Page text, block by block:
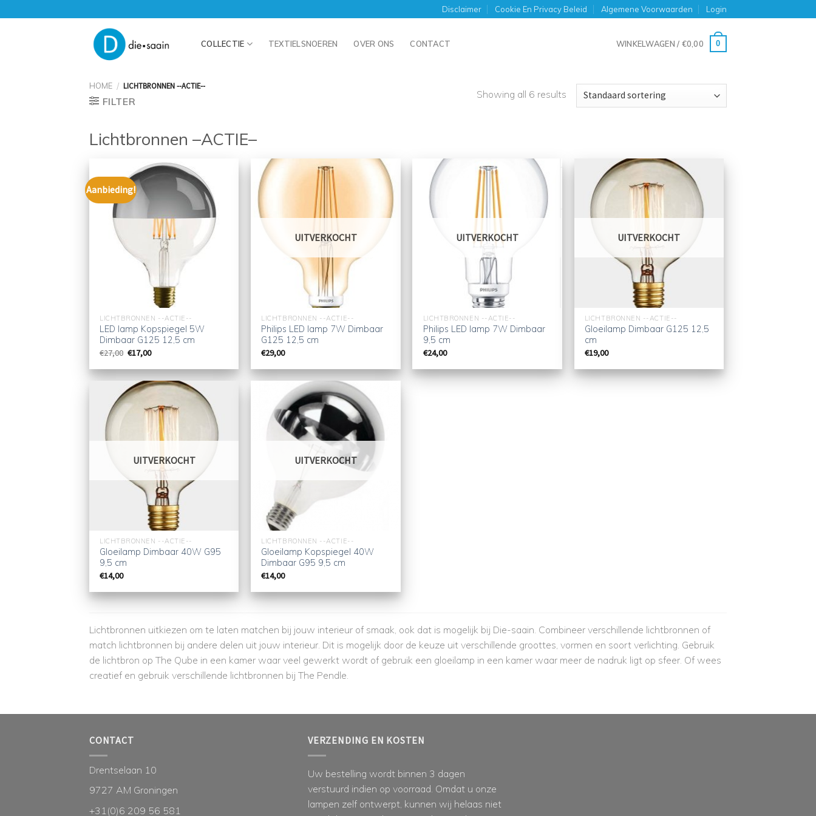
to
Disclaimer Cookie En Privacy Beleid Algemene Voorwaarden Login
COLLECTIE TEXTIELSNOEREN OVER ONS CONTACT WINKELWAGEN / €0,00 0
HOME / LICHTBRONNEN --ACTIE--
FILTER
Showing all 6 results
Lichtbronnen –ACTIE–
Aanbieding!
LICHTBRONNEN --ACTIE--
LED lamp Kopspiegel 5W
Dimbaar G125 12,5 cm
€27,00 Oorspronkelijke
prijs
was:
€27,00.
€17,00Huidige
is:
€17,00.
UITVERKOCHT
LICHTBRONNEN --ACTIE--
Philips LED lamp 7W Dimbaar
G125 12,5 cm
€29,00
UITVERKOCHT
LICHTBRONNEN --ACTIE--
Philips LED lamp 7W Dimbaar
9,5 cm
€24,00
UITVERKOCHT
LICHTBRONNEN --ACTIE--
Gloeilamp Dimbaar G125 12,5
cm
€19,00
UITVERKOCHT
LICHTBRONNEN --ACTIE--
Gloeilamp Dimbaar 40W G95
9,5 cm
€14,00
UITVERKOCHT
LICHTBRONNEN --ACTIE--
Gloeilamp Kopspiegel 40W
Dimbaar G95 9,5 cm
€14,00
Lichtbronnen uitkiezen om te laten matchen bij jouw interieur of smaak, ook dat is mogelijk bij Die-saain. Combineer verschillende lichtbronnen of
match lichtbronnen bij andere delen uit jouw interieur. Dit is mogelijk door de keuze uit verschillende groottes, vormen en soort verlichting. Gebruik
de lichtbron op The Qube in een kamer waar veel gewerkt wordt of gebruik een gloeilamp in een kamer waar meer de nadruk ligt op sfeer. Of wees
creatief en gebruik verschillende lichtbronnen bij The Pendle.
CONTACT
Drentselaan 10
9727 AM Groningen
+31(0)6 209 56 581
VERZENDING EN KOSTEN
Uw bestelling wordt binnen 3 dagen
verstuurd indien op voorraad. Omdat u onze
lampen zelf ontwerpt, kunnen wij helaas niet